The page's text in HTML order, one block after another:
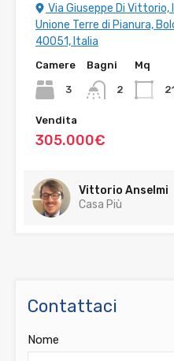
Via Giuseppe Di Vittorio,
Unione Terre di Pianura,
40051, Italia
Camere
3
Bagni
2
Mq
Vendita
305.000€
Vittorio Anselmi
Casa Più
Contattaci
Nome